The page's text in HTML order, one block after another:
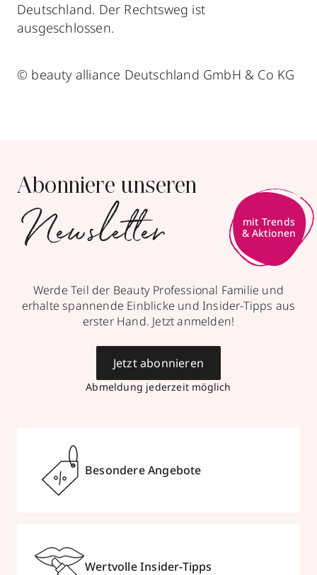
Deutschland. Der Rechtsweg ist
ausgeschlossen.
© beauty alliance Deutschland GmbH & Co KG
Abonniere unseren
Newsletter
Werde Teil der Beauty Professional Familie und
erhalte spannende Einblicke und Insider-Tipps aus
erster Hand. Jetzt anmelden!
Abmeldung jederzeit möglich
Jetzt abonnieren
Besondere Angebote
Wertvolle Insider-Tipps